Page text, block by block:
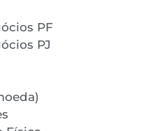
PF
PJ